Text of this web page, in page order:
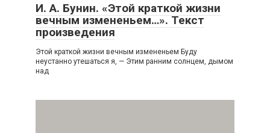
И. А. Бунин. «Этой краткой жизни
вечным измененьем…». Текст
произведения
Этой краткой жизни вечным измененьем Буду
неустанно утешаться я, — Этим ранним солнцем, дымом
над